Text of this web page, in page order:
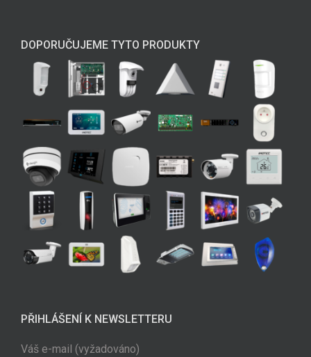
DOPORUČUJEME TYTO PRODUKTY
PŘIHLÁŠENÍ K NEWSLETTERU
Váš e-mail (vyžadováno)